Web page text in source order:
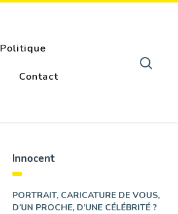
Politique
Contact
Innocent
PORTRAIT, CARICATURE DE VOUS,
D’UN PROCHE, D’UNE CÉLÉBRITÉ ?